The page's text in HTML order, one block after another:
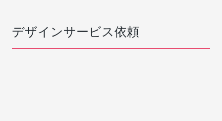
デザインサービス依頼